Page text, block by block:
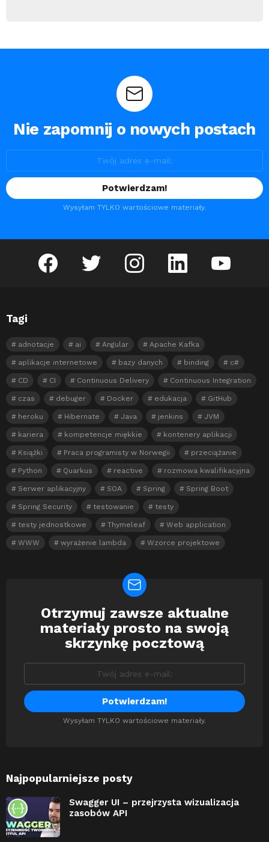
Nie zapomnij o nowych postach
Wysyłam TYLKO wartościowe materiały.
facebook twitter instagram linkedin youtube
Tagi
adnotacje ai Angular Apache Kafka
aplikacje internetowe bazy danych binding c#
CD CI Continuous Delivery Continuous Integration
czas debuger Docker edukacja GitHub
heroku Hibernate Java jenkins JVM
kariera kompetencje miękkie kontenery aplikacji
Książki Praca programisty w Norwegii przeciążanie
Python Quarkus reactive rozmowa kwalifikacyjna
Serwer aplikacyjny SOA Spring Spring Boot
Spring Security testowanie testy
testy jednostkowe Thymeleaf Web application
WWW wyrażenie lambda Wzorce projektowe
Newsletter
Otrzymuj zawsze aktualne
materiały prosto na swoją
skrzynkę pocztową
Wysyłam TYLKO wartościowe materiały.
Najpopularniejsze posty
Swagger UI – przejrzysta wizualizacja
zasobów API